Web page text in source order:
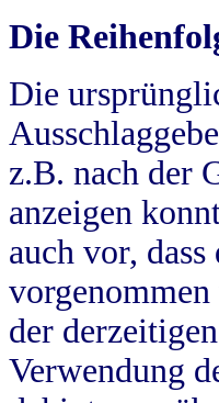
Die
Die
z.B. nach der
anzeigen
auch vor,
der
Verwendung